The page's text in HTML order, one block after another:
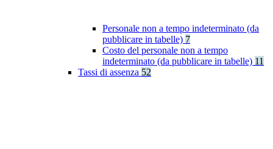
Personale non a tempo indeterminato (da
pubblicare in tabelle) 7
Costo del personale non a tempo
indeterminato (da pubblicare in tabelle) 11
Tassi di assenza 52